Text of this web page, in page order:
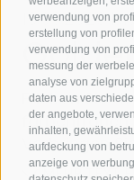
verwendung von
erstellung von
verwendung von
messung der
analyse von
daten aus
der angebote,
inhalten,
aufdeckung von
anzeige von